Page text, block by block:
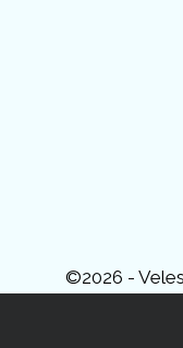
©2026 -